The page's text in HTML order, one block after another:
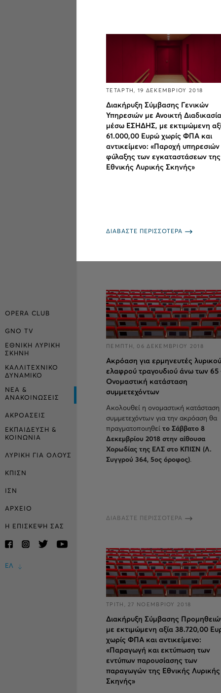
OPERA CLUB
GNO TV
ΕΘΝΙΚΗ ΛΥΡΙΚΗ
ΣΚΗΝΗ
ΚΑΛΛΙΤΕΧΝΙΚΟ
ΔΥΝΑΜΙΚΟ
ΝΕΑ &
ΑΝΑΚΟΙΝΩΣΕΙΣ
ΑΚΡΟΑΣΕΙΣ
ΕΚΠΑΙΔΕΥΣΗ &
ΚΟΙΝΩΝΙΑ
ΛΥΡΙΚΗ ΓΙΑ ΟΛΟΥΣ
ΚΠΙΣΝ
ΙΣΝ
ΑΡΧΕΙΟ
Η ΕΠΙΣΚΕΨΗ ΣΑΣ
ΕΛ
ΤΕΤΑΡΤΗ, 19 ΔΕΚΕΜΒΡΙΟΥ 2018
Διακήρυξη Σύμβασης Γενικών
Υπηρεσιών με Ανοικτή
μέσω ΕΣΗΔΗΣ, με εκτιμώμενη
61.000,00 Ευρώ χωρίς ΦΠΑ και
αντικείμενο: «Παροχή υπηρεσιών
φύλαξης των εγκαταστάσεων της
Εθνικής Λυρικής Σκηνής»
ΔΙΑΒΑΣΤΕ ΠΕΡΙΣΣΟΤΕΡΑ
ΠΕΜΠΤΗ, 06 ΔΕΚΕΜΒΡΙΟΥ 2018
Ακρόαση για ερμηνευτές
ελαφρού τραγουδιού άνω των 65
Ονομαστική κατάσταση
συμμετεχόντων
Ακολουθεί η ονομαστική κατάσταση
συμμετεχόντων για την ακρόαση θα
πραγματοποιηθεί το Σάββατο 8
Δεκεμβρίου 2018 στην αίθουσα
Χορωδίας της ΕΛΣ στο ΚΠΙΣΝ (Λ.
Συγγρού 364, 5ος όροφος).
ΔΙΑΒΑΣΤΕ ΠΕΡΙΣΣΟΤΕΡΑ
ΤΡΙΤΗ, 27 ΝΟΕΜΒΡΙΟΥ 2018
Διακήρυξη Σύμβασης
με εκτιμώμενη αξία 38.720,00
χωρίς ΦΠΑ και αντικείμενο:
«Παραγωγή και εκτύπωση των
εντύπων παρουσίασης των
παραγωγών της Εθνικής Λυρικής
Σκηνής»